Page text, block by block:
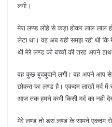
लगी।
मेरा लण्ड लोहे से कड़ा होकर लाल लाल
लेटा था। वह अब यही समझ रही थी कि
थी मेरे लण्ड को बच्चों की तरह अपने
वह कुछ बुदबुदाने लगी। वह अपने आप से
छोकरा का लण्ड है। एकदम लाखों मर्द में
आज तक हमने कभी किसी मर्द का नहीं
मेरे लण्ड तो डस लण्ड के सामने एकदम